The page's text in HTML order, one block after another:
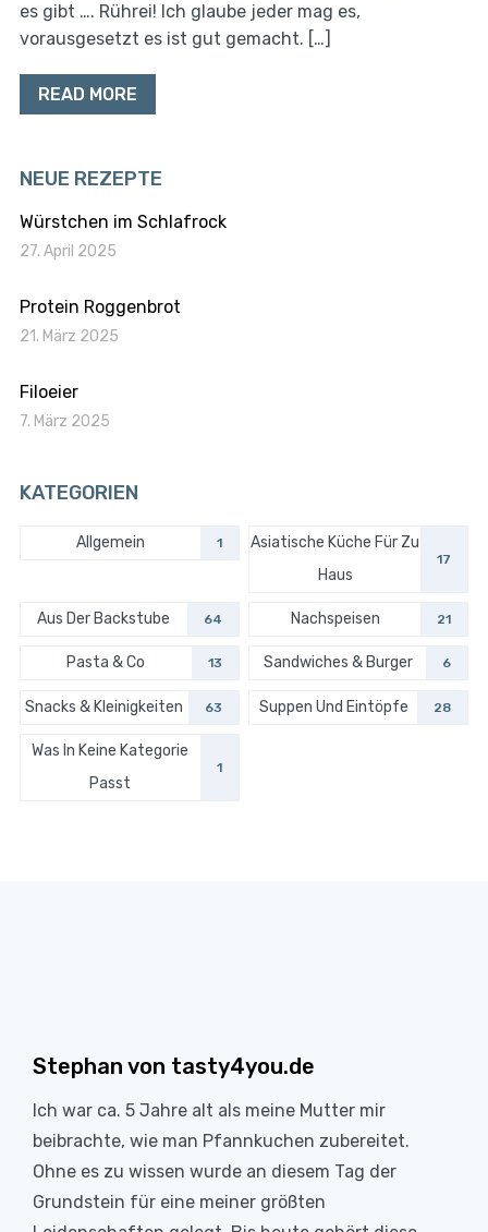
es gibt …. Rührei! Ich glaube jeder mag es,
vorausgesetzt es ist gut gemacht. […]
READ MORE
NEUE REZEPTE
Würstchen im Schlafrock
27. April 2025
Protein Roggenbrot
21. März 2025
Filoeier
7. März 2025
KATEGORIEN
Allgemein 1
Asiatische Küche Für Zu
Haus
17
Aus Der Backstube 64 Nachspeisen 21
Pasta & Co 13 Sandwiches & Burger 6
Snacks & Kleinigkeiten 63 Suppen Und Eintöpfe 28
Was In Keine Kategorie
Passt
1
Stephan von tasty4you.de
Ich war ca. 5 Jahre alt als meine Mutter mir
beibrachte, wie man Pfannkuchen zubereitet.
Ohne es zu wissen wurde an diesem Tag der
Grundstein für eine meiner größten